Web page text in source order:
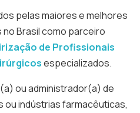
pelas maiores e melhores
Brasil como parceiro
de Profissionais
especializados.
ou administrador(a) de
ou indústrias farmacêuticas,